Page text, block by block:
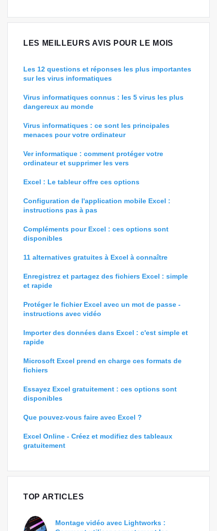
LES MEILLEURS AVIS POUR LE MOIS
Les 12 questions et réponses les plus importantes
sur les virus informatiques
Virus informatiques connus : les 5 virus les plus
dangereux au monde
Virus informatiques : ce sont les principales
menaces pour votre ordinateur
Ver informatique : comment protéger votre
ordinateur et supprimer les vers
Excel : Le tableur offre ces options
Configuration de l'application mobile Excel :
instructions pas à pas
Compléments pour Excel : ces options sont
disponibles
11 alternatives gratuites à Excel à connaître
Enregistrez et partagez des fichiers Excel : simple
et rapide
Protéger le fichier Excel avec un mot de passe -
instructions avec vidéo
Importer des données dans Excel : c'est simple et
rapide
Microsoft Excel prend en charge ces formats de
fichiers
Essayez Excel gratuitement : ces options sont
disponibles
Que pouvez-vous faire avec Excel ?
Excel Online - Créez et modifiez des tableaux
gratuitement
TOP ARTICLES
Montage vidéo avec Lightworks :